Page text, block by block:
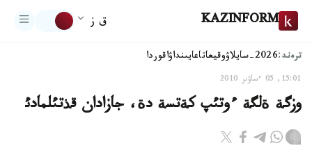
KAZINFORM ق ز
ترەند:2026-سايلاۋ وقيعاتاعايىنداۋاقوردا
15:01, 05 ءساۋىر 2010
وزگة ةلگة ءوتئپ كةتسة دة، جازادان قذتئلمادئ